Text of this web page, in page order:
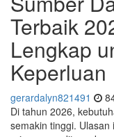
Terbaik
Lengkap
Keperluan
gerardalyn821491
Di tahun 2026,
semakin tinggi.